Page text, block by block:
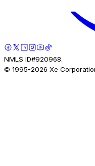
NMLS ID#920968.
© 1995-2026 Xe